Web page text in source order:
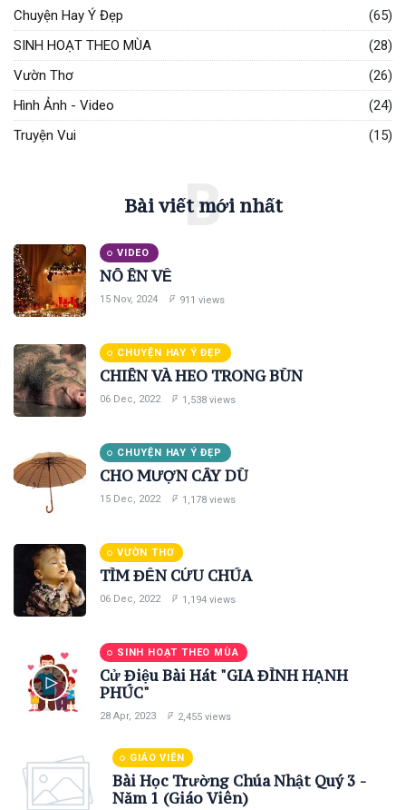
Chuyện Hay Ý Đẹp
(65)
SINH HOẠT THEO MÙA
(28)
Vườn Thơ
(26)
Hình Ảnh - Video
(24)
Truyện Vui
(15)
Bài viết mới nhất
B
VIDEO
NÔ ÊN VỀ
15 Nov, 2024 911 views
CHUYỆN HAY Ý ĐẸP
CHIÊN VÀ HEO TRONG BÙN
06 Dec, 2022 1,538 views
CHUYỆN HAY Ý ĐẸP
CHO MƯỢN CÂY DÙ
15 Dec, 2022 1,178 views
VƯỜN THƠ
TÌM ĐẾN CỨU CHÚA
06 Dec, 2022 1,194 views
SINH HOẠT THEO MÙA
Cử Điệu Bài Hát "GIA ĐÌNH HẠNH
PHÚC"
28 Apr, 2023 2,455 views
GIÁO VIÊN
Bài Học Trường Chúa Nhật Quý 3 -
Năm 1 (Giáo Viên)